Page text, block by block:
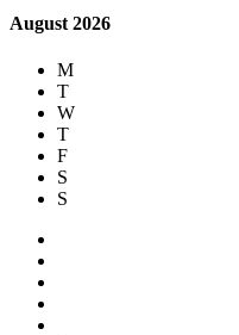
August 2026
M
T
W
T
F
S
S